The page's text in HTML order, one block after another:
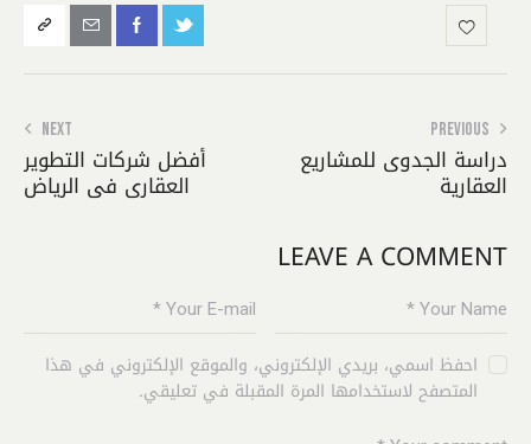
PREVIOUS
دراسة الجدوى للمشاريع
العقارية
NEXT
أفضل شركات التطوير
العقاري في الرياض
LEAVE A COMMENT
احفظ اسمي، بريدي الإلكتروني، والموقع الإلكتروني في هذا
المتصفح لاستخدامها المرة المقبلة في تعليقي.